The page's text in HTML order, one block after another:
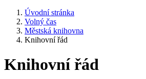
Úvodní stránka
Volný čas
Městská knihovna
Knihovní řád
Knihovní řád